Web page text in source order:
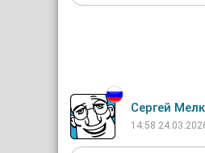
Сергей
14:58